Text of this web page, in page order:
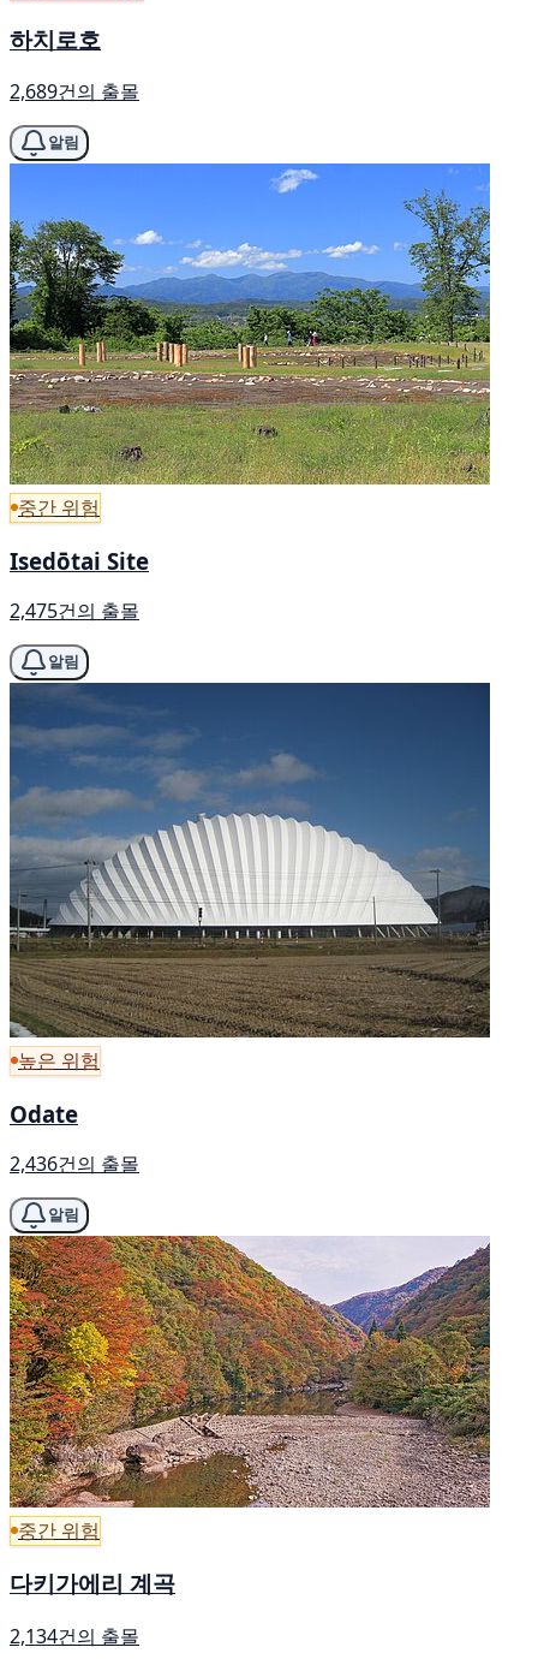
하치로호
2,689건의 출몰
알림
중간 위험
Isedōtai Site
2,475건의 출몰
알림
높은 위험
Odate
2,436건의 출몰
알림
중간 위험
다키가에리 계곡
2,134건의 출몰